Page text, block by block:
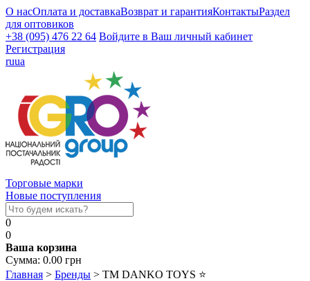
О насОплата и доставкаВозврат и гарантияКонтактыРаздел
для оптовиков
+38 (095) 476 22 64 Войдите в Ваш личный кабинет
Регистрация
ruua
Торговые марки
Новые поступления
0
0
Ваша корзина
Сумма: 0.00 грн
Главная > Бренды > ТМ DANKO TOYS ⭐